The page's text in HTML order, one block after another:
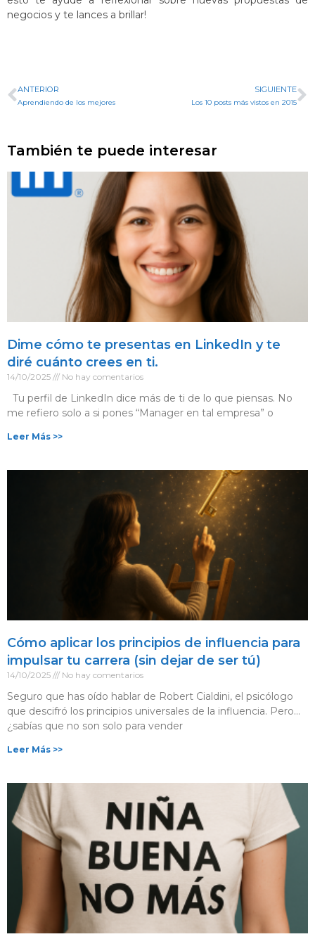
negocios y te lances a brillar!
ANTERIOR
Aprendiendo de los mejores
SIGUIENTE
Los 10 posts más vistos en 2015
También te puede interesar
Dime cómo te presentas en LinkedIn y te
diré cuánto crees en ti.
14/10/2025 No hay comentarios
Tu perfil de LinkedIn dice más de ti de lo que piensas. No
me refiero solo a si pones “Manager en tal empresa” o
Leer Más >>
Cómo aplicar los principios de influencia para
impulsar tu carrera (sin dejar de ser tú)
14/10/2025 No hay comentarios
Seguro que has oído hablar de Robert Cialdini, el psicólogo
que descifró los principios universales de la influencia. Pero…
¿sabías que no son solo para vender
Leer Más >>